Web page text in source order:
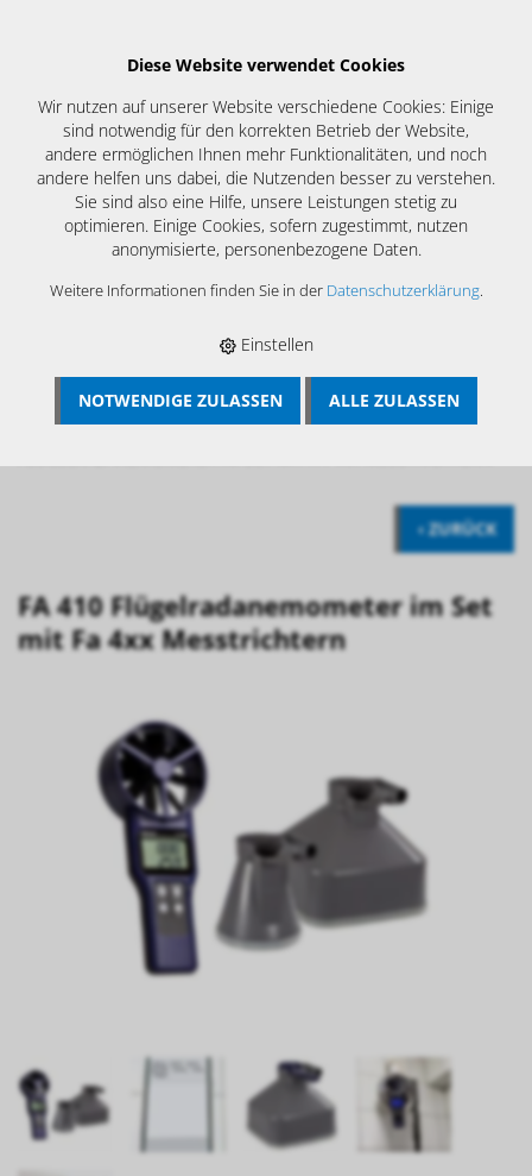
BÖSCH MRS › MESSTECHNIK › STRÖMUNG-LÜFTUNGSMESSUNG
‹ ZURÜCK
FA 410 Flügelradanemometer im Set
mit Fa 4xx Messtrichtern
Diese Website verwendet Cookies
Wir nutzen auf unserer Website verschiedene Cookies: Einige
sind notwendig für den korrekten Betrieb der Website,
andere ermöglichen Ihnen mehr Funktionalitäten, und noch
andere helfen uns dabei, die Nutzenden besser zu verstehen.
Sie sind also eine Hilfe, unsere Leistungen stetig zu
optimieren. Einige Cookies, sofern zugestimmt, nutzen
anonymisierte, personenbezogene Daten.
Weitere Informationen finden Sie in der Datenschutzerklärung.
Einstellen
NOTWENDIGE ZULASSEN ALLE ZULASSEN